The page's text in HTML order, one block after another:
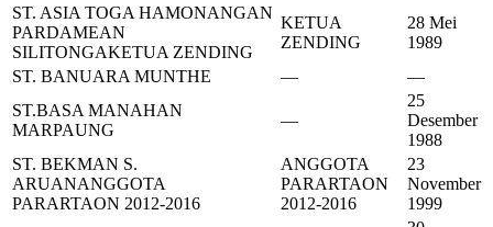
ST. ASIA TOGA HAMONANGAN
PARDAMEAN
SILITONGAKETUA ZENDING
KETUA
ZENDING
28 Mei
1989
ST. BANUARA MUNTHE
—
—
ST.BASA MANAHAN
MARPAUNG
—
25
Desember
1988
ST. BEKMAN S.
ARUANANGGOTA
PARARTAON 2012-2016
ANGGOTA
PARARTAON
2012-2016
23
November
1999